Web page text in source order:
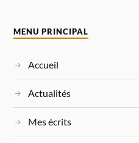
MENU PRINCIPAL
Accueil
Actualités
Mes écrits